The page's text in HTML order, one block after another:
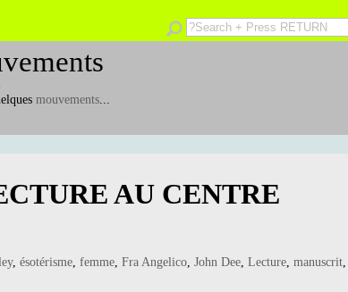
mouvements...
AU CENTRE
, ésotérisme, femme, Fra Angelico, John Dee, Lecture, manuscrit,